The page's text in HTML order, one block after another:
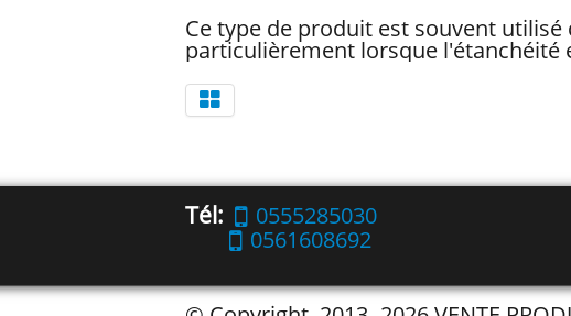
Ce type de produit est souvent
particulièrement lorsque
Tél:
0555285030
0561608692